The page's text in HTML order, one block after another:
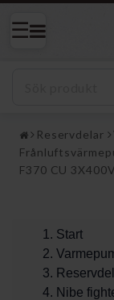
Reservdelar
F370 CU
Start
Nibe